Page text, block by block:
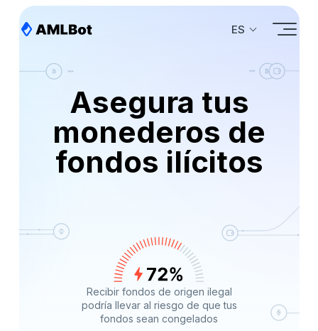
ES
Asegura tus
monederos de
fondos ilícitos
Recibir fondos de origen ilegal
podría llevar al riesgo de que tus
fondos sean congelados